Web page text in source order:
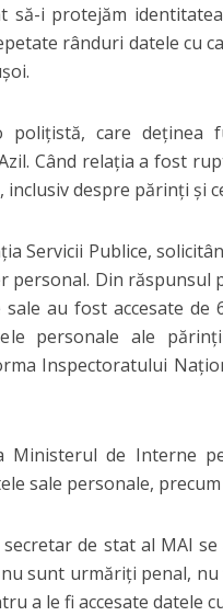
să-i protejăm
rânduri datele cu
care deţinea
Când relaţia a fost
despre părinţi şi
Servicii Publice,
personal. Din răspunsul
au fost accesate de
personale ale
Inspectoratului
Ministerul de Interne
sale personale,
de stat al MAI
sunt urmăriţi penal,
a le fi accesate datele